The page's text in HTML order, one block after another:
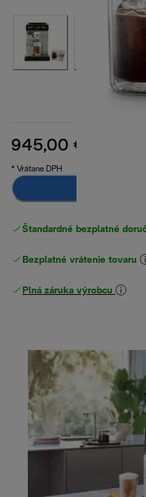
945,00 €
* Vrátane DPH
Štandardné bezplatné
Bezplatné vrátenie tovaru
Plná záruka výrobcu